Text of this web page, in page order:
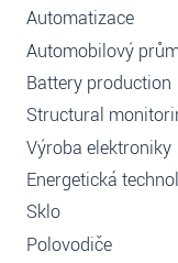
Automatizace
Automobilový
Battery production
Structural
Výroba elektroniky
Energetická
Sklo
Polovodiče